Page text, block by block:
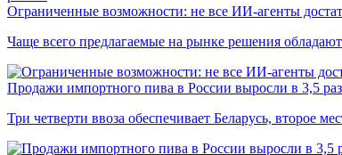
Ограниченные возможности: не все ИИ-агенты
Чаще всего предлагаемые на рынке решения
Продажи импортного пива в России выросли в 3,5
Три четверти ввоза обеспечивает Беларусь, второе